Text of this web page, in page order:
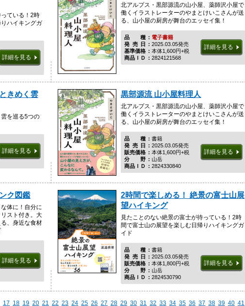
ている！2時
ハイキングガ
詳細を見る
北アルプス・黒部源流の山小屋、薬師沢小屋で
働くイラストレーターのやまとけいこさんが送
る、山小屋の厨房が舞台のエッセイ集！
品種電子書籍
発売日 2025.03.05発売
基準価格
本体1,600円+税
商品ＩＤ
2824121568
詳細を見る
きめく雲
を巡る5つの
詳細を見る
黒部源流 山小屋料理人
北アルプス・黒部源流の山小屋、薬師沢小屋で
働くイラストレーターのやまとけいこさんが送
る、山小屋の厨房が舞台のエッセイ集！
品種書籍
発売日 2025.03.05発売
販売価格
本体1,600円+税
分野山岳
商品ＩＤ
2824330840
詳細を見る
ク図鑑
体に！自分に
スト付き。大
、身近な食材
詳細を見る
2時間で楽しめる！ 絶景の富士山展
望ハイキング
見たことのない絶景の富士が待っている！2時
間で富士山の展望を楽しむ日帰りハイキングガ
イド
品種書籍
発売日 2025.03.05発売
販売価格
本体1,800円+税
分野山岳
商品ＩＤ
2824530790
詳細を見る
17 18 19 20 21 22 23 24 25 26 27 28 29 30 31 32 33 34 35 36 37 38 39 40 41